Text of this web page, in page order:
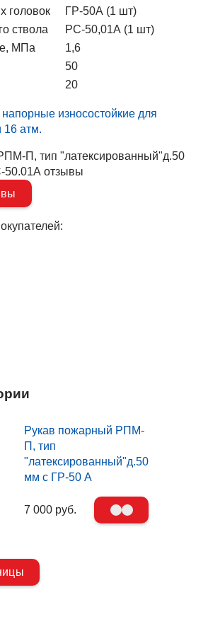
головок
ГР-50А (1 шт)
ствола
РС-50,01А (1 шт)
МПа
1,6
50
20
напорные износостойкие для
16 атм.
П, тип "латексированный"д.50
отзывы
Рукав пожарный РПМ-
П, тип
"латексированный"д.50
мм с ГР-50 А
7 000 руб.